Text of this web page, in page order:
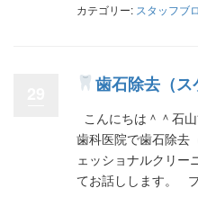
カテゴリー: スタッフブ
歯石除去（
こんにちは＾＾石
歯科医院で歯石除去
ェッショナルクリー
てお話しします。